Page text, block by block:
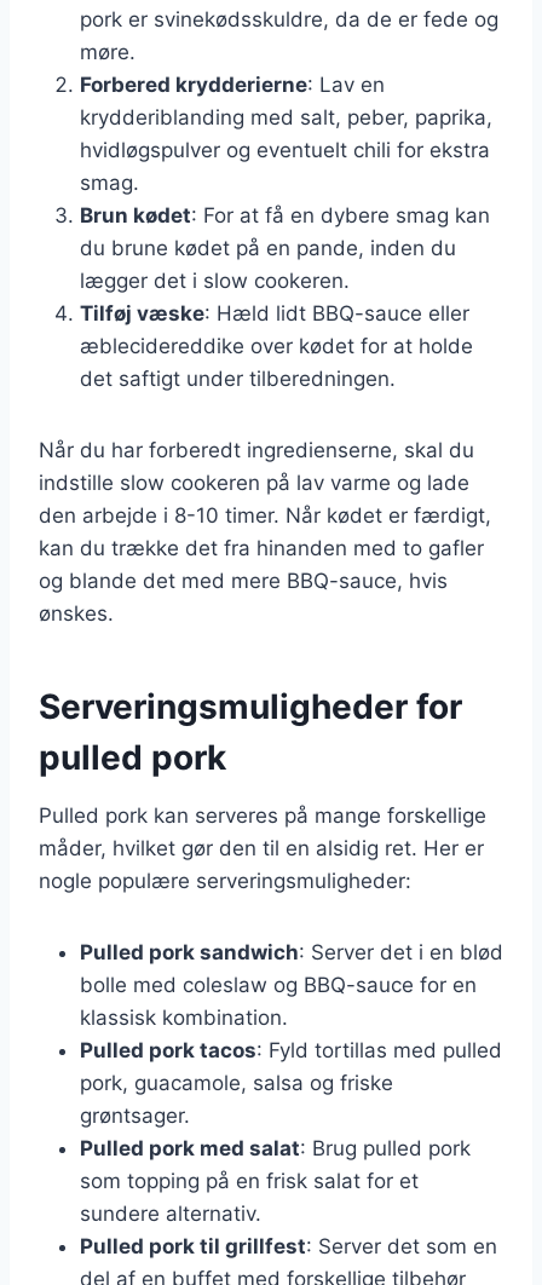
pork er svinekødsskuldre, da de er fede og
møre.
Forbered krydderierne: Lav en
krydderiblanding med salt, peber, paprika,
hvidløgspulver og eventuelt chili for ekstra
smag.
Brun kødet: For at få en dybere smag kan
du brune kødet på en pande, inden du
lægger det i slow cookeren.
Tilføj væske: Hæld lidt BBQ-sauce eller
æblecidereddike over kødet for at holde
det saftigt under tilberedningen.
Når du har forberedt ingredienserne, skal du
indstille slow cookeren på lav varme og lade
den arbejde i 8-10 timer. Når kødet er færdigt,
kan du trække det fra hinanden med to gafler
og blande det med mere BBQ-sauce, hvis
ønskes.
Serveringsmuligheder for
pulled pork
Pulled pork kan serveres på mange forskellige
måder, hvilket gør den til en alsidig ret. Her er
nogle populære serveringsmuligheder:
Pulled pork sandwich: Server det i en blød
bolle med coleslaw og BBQ-sauce for en
klassisk kombination.
Pulled pork tacos: Fyld tortillas med pulled
pork, guacamole, salsa og friske
grøntsager.
Pulled pork med salat: Brug pulled pork
som topping på en frisk salat for et
sundere alternativ.
Pulled pork til grillfest: Server det som en
del af en buffet med forskellige tilbehør